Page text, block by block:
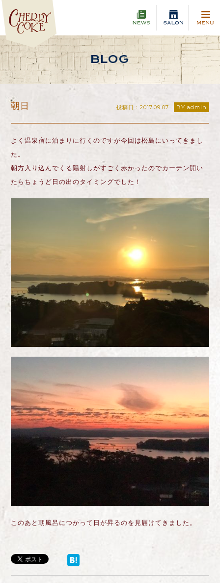
BLOG
朝日 投稿日：2017.09.07 BY admin
よく温泉宿に泊まりに行くのですが今回は松島にいってきまし
た。
朝方入り込んでくる陽射しがすごく赤かったのでカーテン開い
たらちょうど日の出のタイミングでした！
このあと朝風呂につかって日が昇るのを見届けてきました。